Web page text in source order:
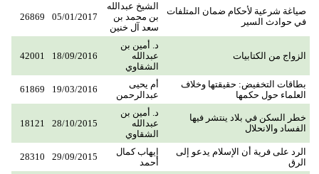
صياغة شرعية لأحكام ضمان المتلفات
في حوادث السير
الشيخ عبدالله
بن محمد بن
سعد آل خنين
05/01/2017
26869
الزواج من الكتابيات
د. أمين بن
عبدالله
الشقاوي
18/09/2016
42001
بطاقات التخفيض: حقيقتها وخلاف
العلماء حول حكمها
أم يحيى
عبدالرحمن
19/03/2016
61869
خطر السكن في بلاد ينتشر فيها
الفساد والانحلال
د. أمين بن
عبدالله
الشقاوي
28/10/2015
18121
الرد على فرية أن الإسلام يدعو إلى
الرق
إيهاب كمال
أحمد
29/09/2015
28310